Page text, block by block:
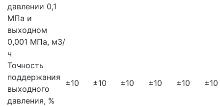
давлении 0,1
МПа и
выходном
0,001 МПа, м3/
ч
Точность
поддержания
выходного
давления, %
±10 ±10 ±10 ±10 ±10 ±10